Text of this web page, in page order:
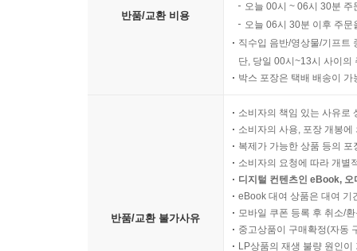
반품/교환 비용
오늘 00시 ~ 06시 30분
오늘 06시 30분 이후 주
직수입 음반/영상물/기프트
단, 당일 00시~13시 사이의
박스 포장은 택배 배송이
반품/교환 불가사유
소비자의 책임 있는 사유로
소비자의 사용, 포장 개봉
복제가 가능한 상품 등의
소비자의 요청에 따라 개별
디지털 컨텐츠인 eBook,
eBook 대여 상품은 대여 기
모바일 쿠폰 등록 후 취소/
중고상품이 구매확정(자동
LP상품의 재생 불량 원인